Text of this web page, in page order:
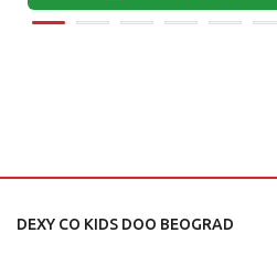
DEXY CO KIDS DOO BEOGRAD